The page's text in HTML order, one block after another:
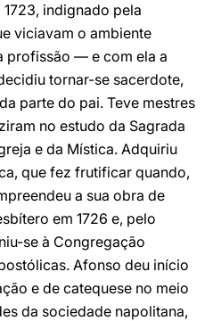
indignado pela
viciavam o ambiente
profissão — e com ela a
tornar-se sacerdote,
parte do pai. Teve mestres
no estudo da Sagrada
e da Mística. Adquiriu
que fez frutificar quando,
a sua obra de
em 1726 e, pelo
se à Congregação
Afonso deu início
e de catequese no meio
da sociedade napolitana,